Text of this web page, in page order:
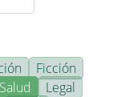
Ficción
Salud
Legal